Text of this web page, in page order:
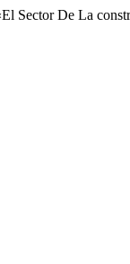
De La